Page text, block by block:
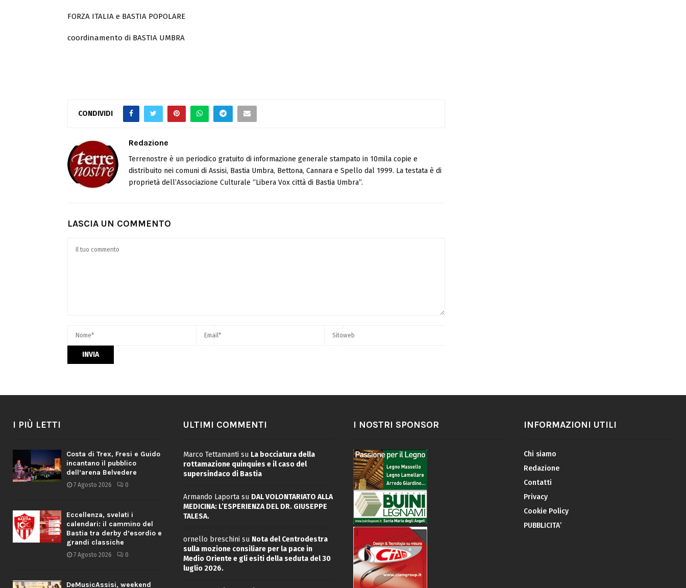
FORZA ITALIA e BASTIA POPOLARE
coordinamento di BASTIA UMBRA
CONDIVIDI
Redazione
Terrenostre è un periodico gratuito di informazione generale stampato in 10mila copie e
distribuito nei comuni di Assisi, Bastia Umbra, Bettona, Cannara e Spello dal 1999. La testata è di
proprietà dell’Associazione Culturale “Libera Vox città di Bastia Umbra”.
LASCIA UN COMMENTO
I PIÙ LETTI
Costa di Trex, Fresi e Guido
incantano il pubblico
dell’arena Belvedere
7 Agosto 2026 0
Eccellenza, svelati i
calendari: il cammino del
Bastia tra derby d’esordio e
grandi classiche
7 Agosto 2026 0
DeMusicAssisi, weekend
ULTIMI COMMENTI
Marco Tettamanti su La bocciatura della
rottamazione quinquies e il caso del
supersindaco di Bastia
Armando Laportasu DAL VOLONTARIATO ALLA
MEDICINA: L’ESPERIENZA DEL DR. GIUSEPPE
TALESA.
ornello breschini su Nota del Centrodestra
sulla mozione consiliare per la pace in
Medio Oriente e gli esiti della seduta del 30
luglio 2026.
I NOSTRI SPONSOR INFORMAZIONI UTILI
Chi siamo
Redazione
Contatti
Privacy
Cookie Policy
PUBBLICITA’